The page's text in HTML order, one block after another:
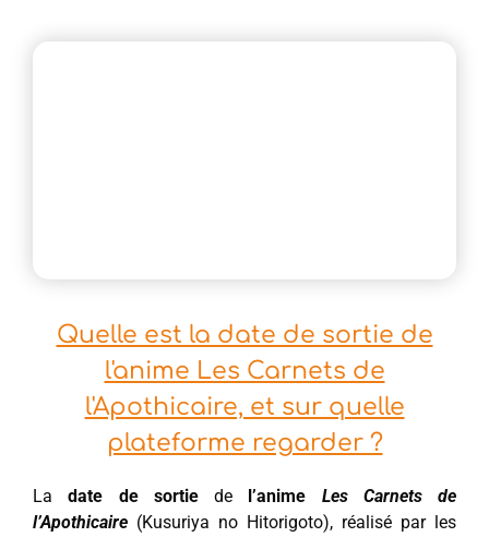
Quelle est la date de sortie de
l'anime Les Carnets de
l'Apothicaire, et sur quelle
plateforme regarder ?
Ladate de sortiede l’anime Les Carnets de
l’Apothicaire (Kusuriya no Hitorigoto), réalisé par les